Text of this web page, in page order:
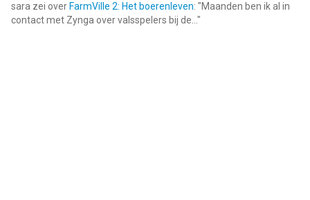
sara zei over FarmVille 2: Het boerenleven: "Maanden ben ik al in
contact met Zynga over valsspelers bij de... "